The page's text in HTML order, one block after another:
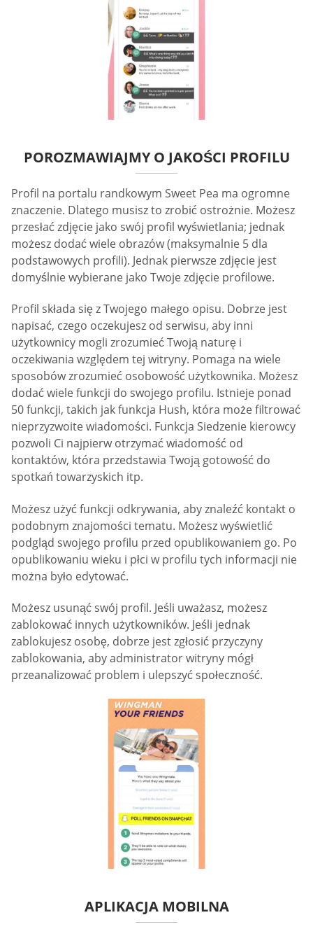
POROZMAWIAJMY O JAKOŚCI PROFILU
Profil na portalu randkowym Sweet Pea ma ogromne
znaczenie. Dlatego musisz to zrobić ostrożnie. Możesz
przesłać zdjęcie jako swój profil wyświetlania; jednak
możesz dodać wiele obrazów (maksymalnie 5 dla
podstawowych profili). Jednak pierwsze zdjęcie jest
domyślnie wybierane jako Twoje zdjęcie profilowe.
Profil składa się z Twojego małego opisu. Dobrze jest
napisać, czego oczekujesz od serwisu, aby inni
użytkownicy mogli zrozumieć Twoją naturę i
oczekiwania względem tej witryny. Pomaga na wiele
sposobów zrozumieć osobowość użytkownika. Możesz
dodać wiele funkcji do swojego profilu. Istnieje ponad
50 funkcji, takich jak funkcja Hush, która może filtrować
nieprzyzwoite wiadomości. Funkcja Siedzenie kierowcy
pozwoli Ci najpierw otrzymać wiadomość od
kontaktów, która przedstawia Twoją gotowość do
spotkań towarzyskich itp.
Możesz użyć funkcji odkrywania, aby znaleźć kontakt o
podobnym znajomości tematu. Możesz wyświetlić
podgląd swojego profilu przed opublikowaniem go. Po
opublikowaniu wieku i płci w profilu tych informacji nie
można było edytować.
Możesz usunąć swój profil. Jeśli uważasz, możesz
zablokować innych użytkowników. Jeśli jednak
zablokujesz osobę, dobrze jest zgłosić przyczyny
zablokowania, aby administrator witryny mógł
przeanalizować problem i ulepszyć społeczność.
APLIKACJA MOBILNA